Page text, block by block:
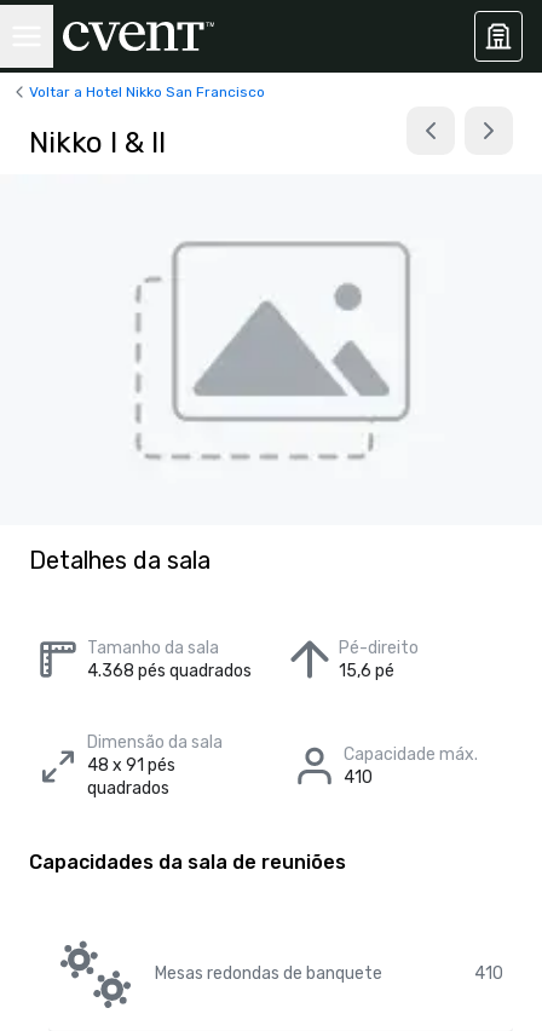
Voltar a Hotel Nikko San Francisco
Nikko I & II
Detalhes da sala
Tamanho da sala
4.368 pés quadrados
Pé-direito
15,6 pé
Dimensão da sala
48 x 91 pés
quadrados
Capacidade máx.
410
Capacidades da sala de reuniões
Mesas redondas de banquete 410